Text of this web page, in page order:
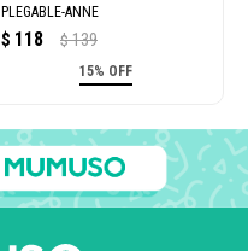
PLEGABLE-ANNE
$ 118 $ 139
15% OFF